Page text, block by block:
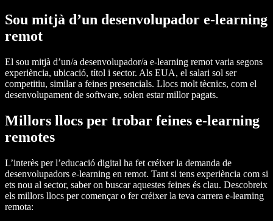
Sou mitjà d’un desenvolupador e-learning
remot
El sou mitjà d’un/a desenvolupador/a e-learning remot varia segons
experiència, ubicació, títol i sector. Als EUA, el salari sol ser
competitiu, similar a feines presencials. Llocs molt tècnics, com el
desenvolupament de software, solen estar millor pagats.
Millors llocs per trobar feines e-learning
remotes
L’interès per l’educació digital ha fet créixer la demanda de
desenvolupadors e-learning en remot. Tant si tens experiència com si
ets nou al sector, saber on buscar aquestes feines és clau. Descobreix
els millors llocs per començar o fer créixer la teva carrera e-learning
remota: